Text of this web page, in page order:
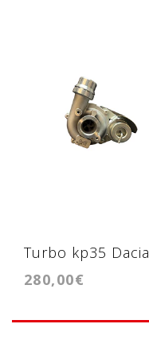
Turbo kp35 Dacia
Nissan Renault
280,00€